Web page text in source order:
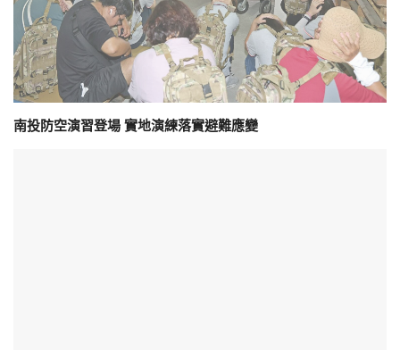
南投防空演習登場 實地演練落實避難應變